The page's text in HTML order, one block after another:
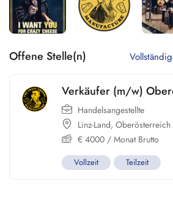
Offene Stelle(n)
Verkäufer (m/w)
Handelsangestellte
Linz-Land, Oberösterreich
€ 4000 / Monat Brutto
Vollzeit Teilzeit